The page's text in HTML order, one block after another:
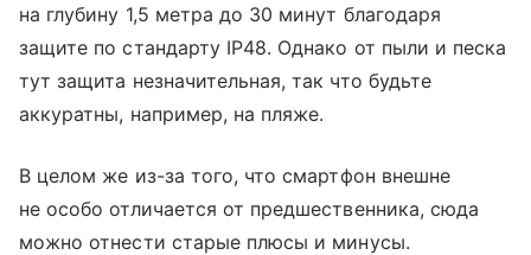
на глубину 1,5 метра до 30 минут благодаря
защите по стандарту IP48. Однако от пыли и песка
тут защита незначительная, так что будьте
аккуратны, например, на пляже.
В целом же из-за того, что смартфон внешне
не особо отличается от предшественника, сюда
можно отнести старые плюсы и минусы.